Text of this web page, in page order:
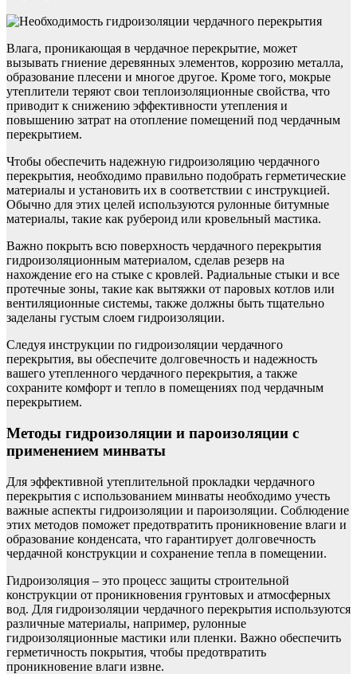
Влага, проникающая в чердачное перекрытие, может
вызывать гниение деревянных элементов, коррозию металла,
образование плесени и многое другое. Кроме того, мокрые
утеплители теряют свои теплоизоляционные свойства, что
приводит к снижению эффективности утепления и
повышению затрат на отопление помещений под чердачным
перекрытием.
Чтобы обеспечить надежную гидроизоляцию чердачного
перекрытия, необходимо правильно подобрать герметические
материалы и установить их в соответствии с инструкцией.
Обычно для этих целей используются рулонные битумные
материалы, такие как рубероид или кровельный мастика.
Важно покрыть всю поверхность чердачного перекрытия
гидроизоляционным материалом, сделав резерв на
нахождение его на стыке с кровлей. Радиальные стыки и все
протечные зоны, такие как вытяжки от паровых котлов или
вентиляционные системы, также должны быть тщательно
заделаны густым слоем гидроизоляции.
Следуя инструкции по гидроизоляции чердачного
перекрытия, вы обеспечите долговечность и надежность
вашего утепленного чердачного перекрытия, а также
сохраните комфорт и тепло в помещениях под чердачным
перекрытием.
Методы гидроизоляции и пароизоляции с
применением минваты
Для эффективной утеплительной прокладки чердачного
перекрытия с использованием минваты необходимо учесть
важные аспекты гидроизоляции и пароизоляции. Соблюдение
этих методов поможет предотвратить проникновение влаги и
образование конденсата, что гарантирует долговечность
чердачной конструкции и сохранение тепла в помещении.
Гидроизоляция – это процесс защиты строительной
конструкции от проникновения грунтовых и атмосферных
вод. Для гидроизоляции чердачного перекрытия используются
различные материалы, например, рулонные
гидроизоляционные мастики или пленки. Важно обеспечить
герметичность покрытия, чтобы предотвратить
проникновение влаги извне.